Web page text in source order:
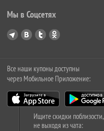
Мы в Соцсетях
Все наши купоны доступны
через Мобильное Приложение:
Ищите скидки поблизости,
не выходя из чата: